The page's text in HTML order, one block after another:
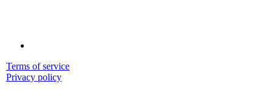
Terms of service
Privacy policy